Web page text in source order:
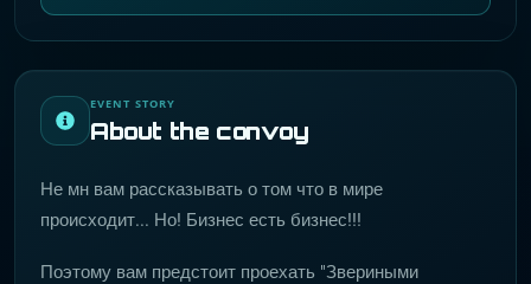
EVENT STORY
About the convoy
Не мн вам рассказывать о том что в мире
происходит... Но! Бизнес есть бизнес!!!
Поэтому вам предстоит проехать "Звериными